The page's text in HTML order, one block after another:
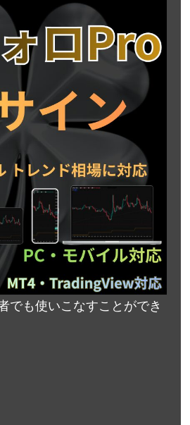
でも使いこなすことができ